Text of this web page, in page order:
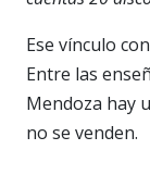
Ese vínculo
Entre las
Mendoza hay
no se venden.